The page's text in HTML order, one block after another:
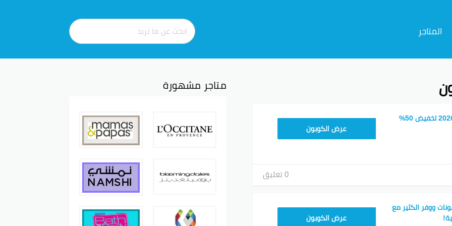
المتاجر
كوبون خصم امازون 2026 تخفيض 50%
SAVE15عرض الكوبون
0 تعليق
ووفر الكثير مع
SAVE15عرض الكوبون
متاجر مشهورة